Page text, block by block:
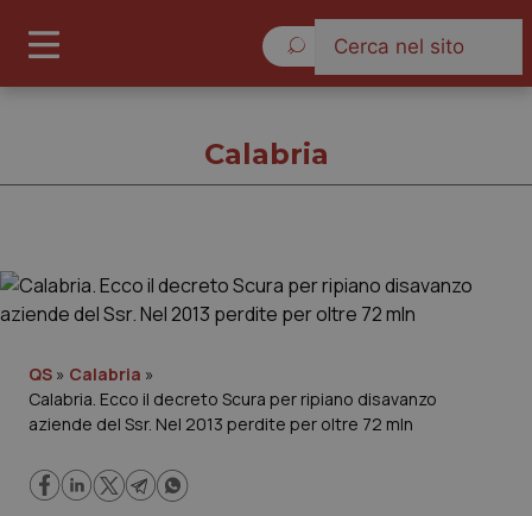
Governo e Parlamento
Regioni e Asl
Calabria
QS » Calabria »
Calabria. Ecco il decreto Scura per ripiano disavanzo
aziende del Ssr. Nel 2013 perdite per oltre 72 mln